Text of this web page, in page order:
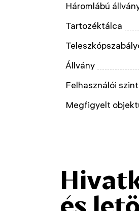
Háromlábú
Tartozéktálca
Állvány
Felhasználói szint
Megfigyelt